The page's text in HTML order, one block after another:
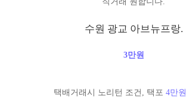
수원 광교 아브뉴프랑.
3만원
택배거래시 노리턴 조건, 택포 4만원